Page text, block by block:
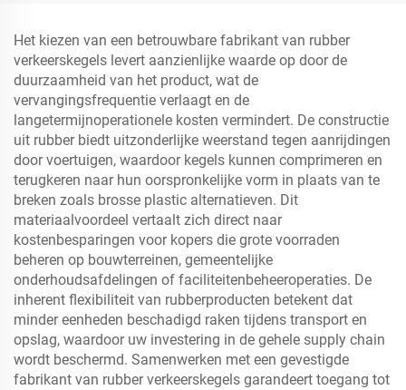
vliegtuigen, vrachtwagens,
camperwagens AWC01
Het kiezen van een betrouwbare fabrikant van rubber
verkeerskegels levert aanzienlijke waarde op door de
duurzaamheid van het product, wat de
vervangingsfrequentie verlaagt en de
langetermijnoperationele kosten vermindert. De constructie
uit rubber biedt uitzonderlijke weerstand tegen aanrijdingen
door voertuigen, waardoor kegels kunnen comprimeren en
terugkeren naar hun oorspronkelijke vorm in plaats van te
breken zoals brosse plastic alternatieven. Dit
materiaalvoordeel vertaalt zich direct naar
kostenbesparingen voor kopers die grote voorraden
beheren op bouwterreinen, gemeentelijke
onderhoudsafdelingen of faciliteitenbeheeroperaties. De
inherent flexibiliteit van rubberproducten betekent dat
minder eenheden beschadigd raken tijdens transport en
opslag, waardoor uw investering in de gehele supply chain
wordt beschermd. Samenwerken met een gevestigde
fabrikant van rubber verkeerskegels garandeert toegang tot